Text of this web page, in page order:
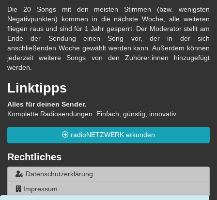
Die 20 Songs mit den meisten Stimmen (bzw. wenigsten
Negativpunkten) kommen in die nächste Woche, alle weiteren
fliegen raus und sind für 1 Jahr gesperrt. Der Moderator stellt am
Ende der Sendung einen Song vor, der in der sich
anschließenden Woche gewählt werden kann. Außerdem können
jederzeit weitere Songs von den Zuhörer:innen hinzugefügt
werden.
Linktipps
Alles für deinen Sender.
Komplette Radiosendungen. Einfach, günstig, innovativ.
radioNETZWERK erkunden
Rechtliches
Datenschutzerklärung
Impressum